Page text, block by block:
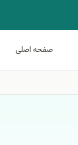
صفحه اصلی